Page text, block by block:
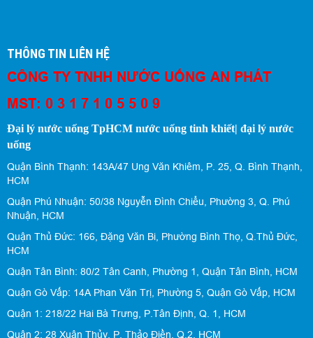
THÔNG TIN LIÊN HỆ
CÔNG TY TNHH NƯỚC UỐNG AN PHÁT
MST: 0 3 1 7 1 0 5 5 0 9
Đại lý nước uống TpHCM nước uống tinh khiết| đại lý nước
uống
Quận Bình Thạnh: 143A/47 Ung Văn Khiêm, P. 25, Q. Bình Thạnh,
HCM
Quận Phú Nhuận: 50/38 Nguyễn Đình Chiểu, Phường 3, Q. Phú
Nhuận, HCM
Quận Thủ Đức: 166, Đặng Văn Bi, Phường Bình Thọ, Q.Thủ Đức,
HCM
Quận Tân Bình: 80/2 Tân Canh, Phường 1, Quận Tân Bình, HCM
Quận Gò Vấp: 14A Phan Văn Trị, Phường 5, Quận Gò Vấp, HCM
Quận 1: 218/22 Hai Bà Trưng, P.Tân Định, Q. 1, HCM
Quận 2: 28 Xuân Thủy, P. Thảo Điền, Q.2, HCM